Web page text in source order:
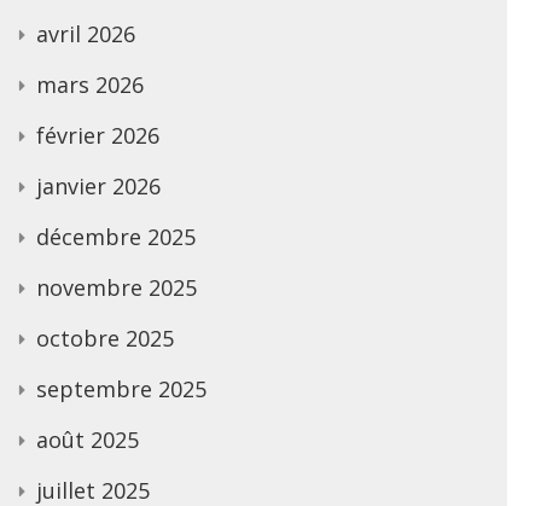
avril 2026
mars 2026
février 2026
janvier 2026
décembre 2025
novembre 2025
octobre 2025
septembre 2025
août 2025
juillet 2025